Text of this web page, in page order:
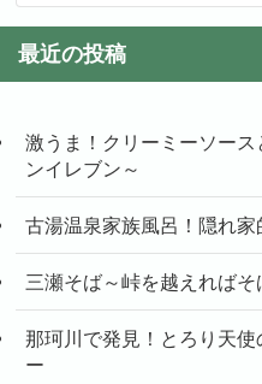
最近の投稿
激うま！クリーミーソー
ンイレブン～
古湯温泉家族風呂！隠れ家
三瀬そば～峠を越えればそ
那珂川で発見！とろり天
ー